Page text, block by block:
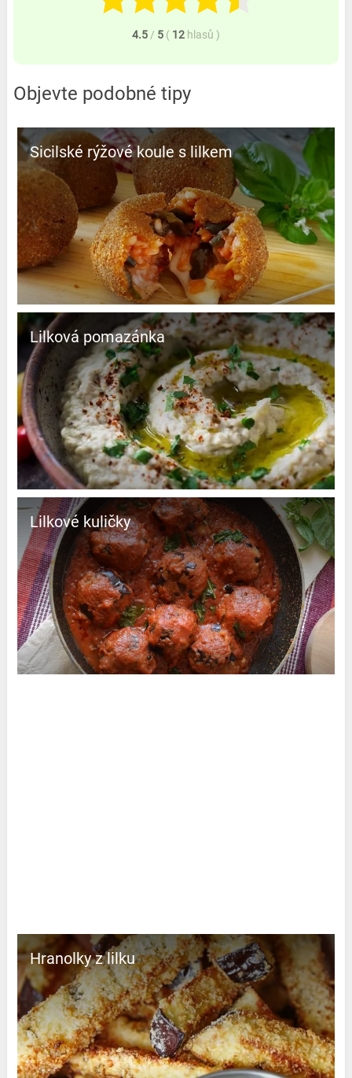
4.5 / 5 ( 12 hlasů )
Objevte podobné tipy
Sicilské rýžové koule s lilkem
Lilková pomazánka
Lilkové kuličky
Hranolky z lilku